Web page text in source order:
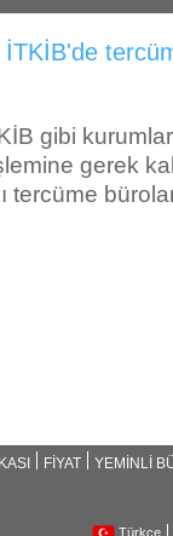
gibi
gerek
tercüme
FİYAT YEMİNLİ
Türkçe